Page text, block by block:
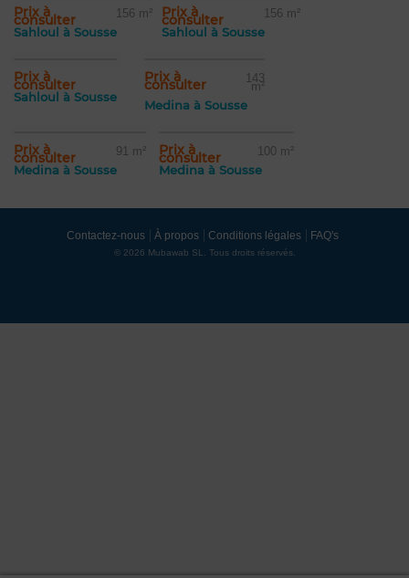
Prix à
consulter 156 m²
Sahloul à Sousse
Prix à
consulter 156 m²
Sahloul à Sousse
Prix à
consulter
Sahloul à Sousse
Prix à
consulter 143
m²
Medina à Sousse
Prix à
consulter 91 m²
Medina à Sousse
Prix à
consulter 100 m²
Medina à Sousse
Contactez-nous À propos Conditions légales FAQ's
© 2026 Mubawab SL. Tous droits réservés.